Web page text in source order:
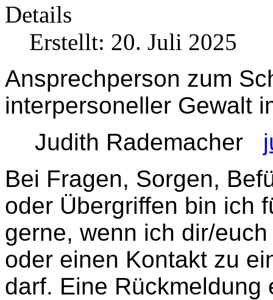
Details
Erstellt: 20. Juli 2025
Ansprechperson zum
interpersoneller Gewalt
Judith Rademacher
Bei Fragen, Sorgen,
oder Übergriffen bin ich
gerne, wenn ich dir/
oder einen Kontakt zu
darf. Eine Rückmeldung